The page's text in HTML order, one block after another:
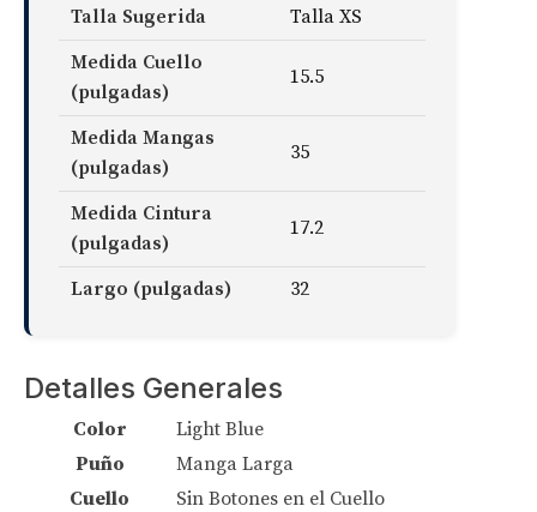
Talla Sugerida
Talla XS
Medida Cuello
(pulgadas)
15.5
Medida Mangas
(pulgadas)
35
Medida Cintura
(pulgadas)
17.2
Largo (pulgadas) 32
Detalles Generales
Color
Light Blue
Puño
Manga Larga
Cuello
Sin Botones en el Cuello